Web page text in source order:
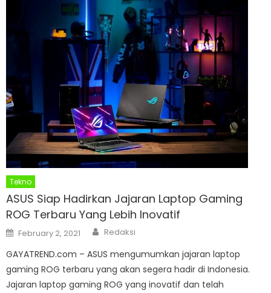
Tekno
ASUS Siap Hadirkan Jajaran Laptop Gaming
ROG Terbaru Yang Lebih Inovatif
Posted
on
February 2, 2021 Author
Redaksi
GAYATREND.com – ASUS mengumumkan jajaran laptop
gaming ROG terbaru yang akan segera hadir di Indonesia.
Jajaran laptop gaming ROG yang inovatif dan telah